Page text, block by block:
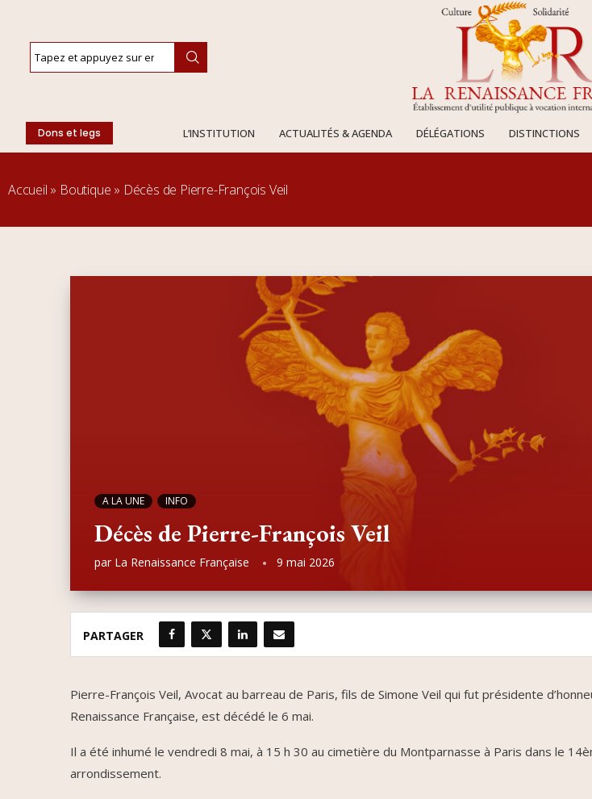
Dons et legs L’INSTITUTION ACTUALITÉS & AGENDA DÉLÉGATIONS DISTINCTIONS
Accueil » Boutique » Décès de Pierre-François Veil
A LA UNE INFO
Décès de Pierre-François Veil
par La Renaissance Française 9 mai 2026
PARTAGER
Pierre-François Veil, Avocat au barreau de Paris, fils de Simone Veil qui fut présidente
Renaissance Française, est décédé le 6 mai.
Il a été inhumé le vendredi 8 mai, à 15 h 30 au cimetière du Montparnasse à Paris dans le
arrondissement.